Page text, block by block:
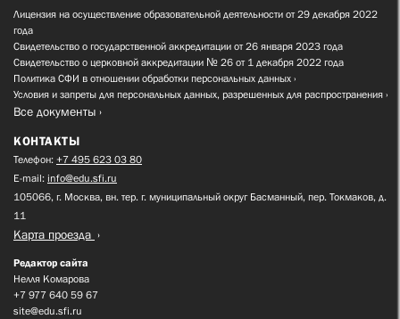
Лицензия на осуществление образовательной деятельности от 29 декабря 2022
года
Свидетельство о государственной аккредитации от 26 января 2023 года
Свидетельство о церковной аккредитации № 26 от 1 декабря 2022 года
Политика СФИ в отношении обработки персональных данных
Условия и запреты для персональных данных, разрешенных для распространения
Все документы
КОНТАКТЫ
Телефон: +7 495 623 03 80
E-mail: info@edu.sfi.ru
105066, г. Москва, вн. тер. г. муниципальный округ Басманный, пер. Токмаков, д.
11
Карта проезда
Редактор сайта
Нелля Комарова
+7 977 640 59 67
site@edu.sfi.ru